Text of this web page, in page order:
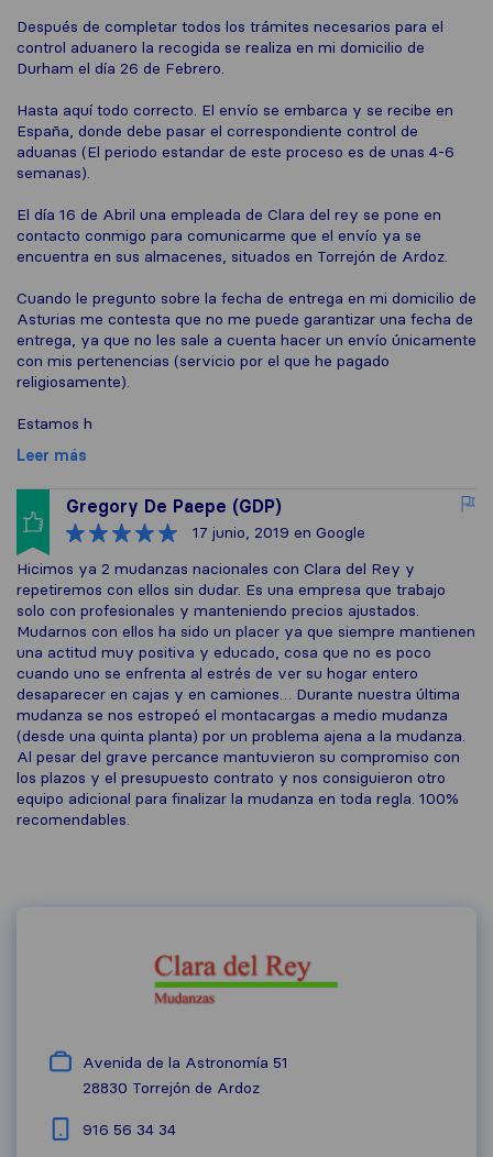
Después de completar todos los trámites necesarios para el
control aduanero la recogida se realiza en mi domicilio de
Durham el día 26 de Febrero.
Hasta aquí todo correcto. El envío se embarca y se recibe en
España, donde debe pasar el correspondiente control de
aduanas (El periodo estandar de este proceso es de unas 4-6
semanas).
El día 16 de Abril una empleada de Clara del rey se pone en
contacto conmigo para comunicarme que el envío ya se
encuentra en sus almacenes, situados en Torrejón de Ardoz.
Cuando le pregunto sobre la fecha de entrega en mi domicilio de
Asturias me contesta que no me puede garantizar una fecha de
entrega, ya que no les sale a cuenta hacer un envío únicamente
con mis pertenencias (servicio por el que he pagado
religiosamente).
Estamos h
Leer más
Gregory De Paepe (GDP)
17 junio, 2019 en Google
Hicimos ya 2 mudanzas nacionales con Clara del Rey y
repetiremos con ellos sin dudar. Es una empresa que trabajo
solo con profesionales y manteniendo precios ajustados.
Mudarnos con ellos ha sido un placer ya que siempre mantienen
una actitud muy positiva y educado, cosa que no es poco
cuando uno se enfrenta al estrés de ver su hogar entero
desaparecer en cajas y en camiones… Durante nuestra última
mudanza se nos estropeó el montacargas a medio mudanza
(desde una quinta planta) por un problema ajena a la mudanza.
Al pesar del grave percance mantuvieron su compromiso con
los plazos y el presupuesto contrato y nos consiguieron otro
equipo adicional para finalizar la mudanza en toda regla. 100%
recomendables.
Avenida de la Astronomía 51
28830 Torrejón de Ardoz
916 56 34 34